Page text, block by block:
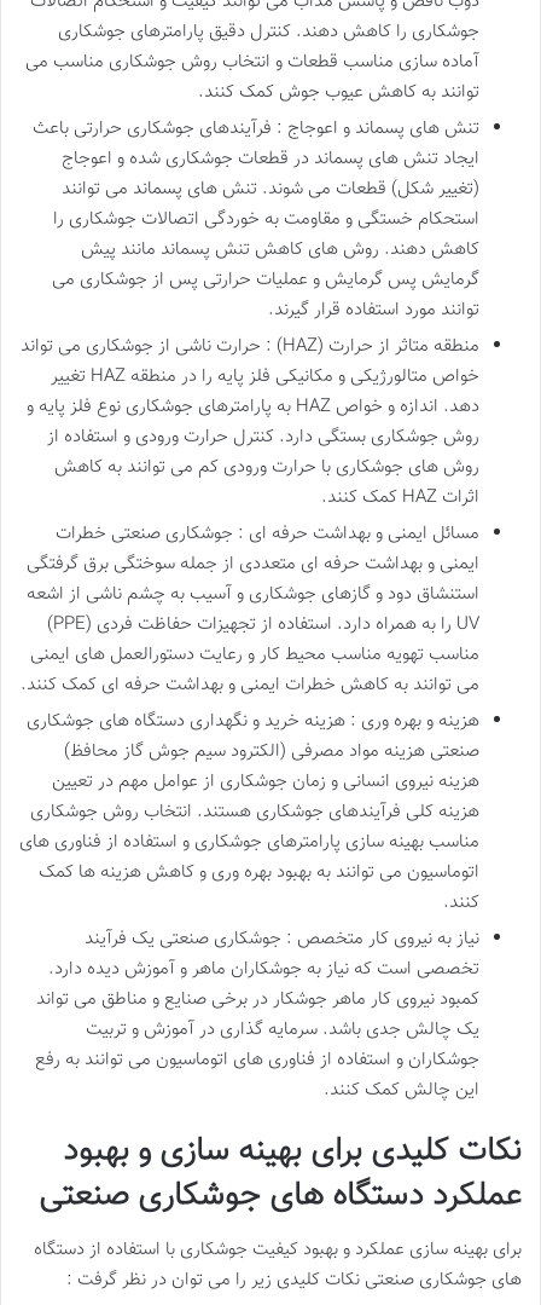
جوشکاری را کاهش دهند. کنترل دقیق پارامترهای جوشکاری
آماده سازی مناسب قطعات و انتخاب روش جوشکاری مناسب می
توانند به کاهش عیوب جوش کمک کنند.
تنش های پسماند و اعوجاج : فرآیندهای جوشکاری حرارتی باعث
ایجاد تنش های پسماند در قطعات جوشکاری شده و اعوجاج
(تغییر شکل) قطعات می شوند. تنش های پسماند می توانند
استحکام خستگی و مقاومت به خوردگی اتصالات جوشکاری را
کاهش دهند. روش های کاهش تنش پسماند مانند پیش
گرمایش پس گرمایش و عملیات حرارتی پس از جوشکاری می
توانند مورد استفاده قرار گیرند.
منطقه متاثر از حرارت (HAZ) : حرارت ناشی از جوشکاری می تواند
خواص متالورژیکی و مکانیکی فلز پایه را در منطقه HAZ تغییر
دهد. اندازه و خواص HAZ به پارامترهای جوشکاری نوع فلز پایه و
روش جوشکاری بستگی دارد. کنترل حرارت ورودی و استفاده از
روش های جوشکاری با حرارت ورودی کم می توانند به کاهش
اثرات HAZ کمک کنند.
مسائل ایمنی و بهداشت حرفه ای : جوشکاری صنعتی خطرات
ایمنی و بهداشت حرفه ای متعددی از جمله سوختگی برق گرفتگی
استنشاق دود و گازهای جوشکاری و آسیب به چشم ناشی از اشعه
UV را به همراه دارد. استفاده از تجهیزات حفاظت فردی (PPE)
مناسب تهویه مناسب محیط کار و رعایت دستورالعمل های ایمنی
می توانند به کاهش خطرات ایمنی و بهداشت حرفه ای کمک کنند.
هزینه و بهره وری : هزینه خرید و نگهداری دستگاه های جوشکاری
صنعتی هزینه مواد مصرفی (الکترود سیم جوش گاز محافظ)
هزینه نیروی انسانی و زمان جوشکاری از عوامل مهم در تعیین
هزینه کلی فرآیندهای جوشکاری هستند. انتخاب روش جوشکاری
مناسب بهینه سازی پارامترهای جوشکاری و استفاده از فناوری های
اتوماسیون می توانند به بهبود بهره وری و کاهش هزینه ها کمک
کنند.
نیاز به نیروی کار متخصص : جوشکاری صنعتی یک فرآیند
تخصصی است که نیاز به جوشکاران ماهر و آموزش دیده دارد.
کمبود نیروی کار ماهر جوشکار در برخی صنایع و مناطق می تواند
یک چالش جدی باشد. سرمایه گذاری در آموزش و تربیت
جوشکاران و استفاده از فناوری های اتوماسیون می توانند به رفع
این چالش کمک کنند.
نکات کلیدی برای بهینه سازی و بهبود
عملکرد دستگاه های جوشکاری صنعتی
برای بهینه سازی عملکرد و بهبود کیفیت جوشکاری با استفاده از دستگاه
های جوشکاری صنعتی نکات کلیدی زیر را می توان در نظر گرفت :